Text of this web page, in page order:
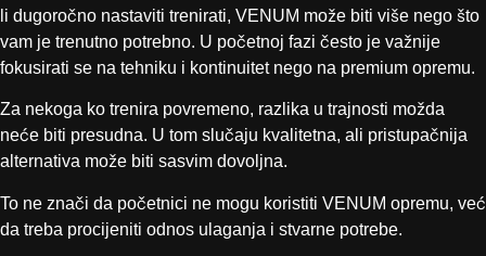
li dugoročno nastaviti trenirati, VENUM može biti više nego što
vam je trenutno potrebno. U početnoj fazi često je važnije
fokusirati se na tehniku i kontinuitet nego na premium opremu.
Za nekoga ko trenira povremeno, razlika u trajnosti možda
neće biti presudna. U tom slučaju kvalitetna, ali pristupačnija
alternativa može biti sasvim dovoljna.
To ne znači da početnici ne mogu koristiti VENUM opremu, već
da treba procijeniti odnos ulaganja i stvarne potrebe.